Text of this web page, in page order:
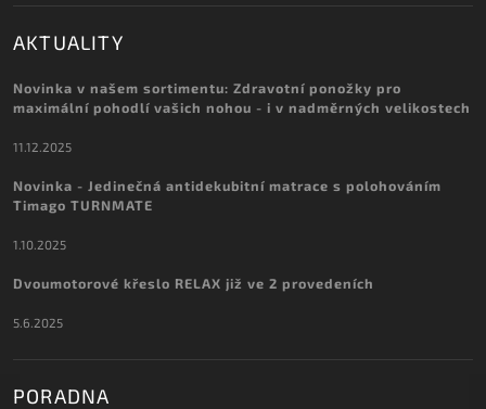
AKTUALITY
Novinka v našem sortimentu: Zdravotní ponožky pro
maximální pohodlí vašich nohou - i v nadměrných velikostech
11.12.2025
Novinka - Jedinečná antidekubitní matrace s polohováním
Timago TURNMATE
1.10.2025
Dvoumotorové křeslo RELAX již ve 2 provedeních
5.6.2025
PORADNA